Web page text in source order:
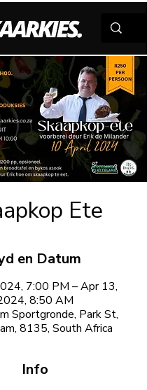
Ete
en Datum
7:00 PM – Apr 13,
8:50 AM
Sportgronde, Park St,
8135, South Africa
Info